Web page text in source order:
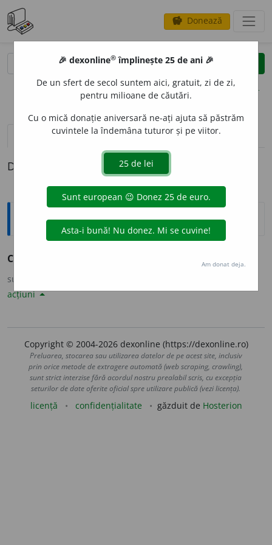
savings Donează
clear
opțiuni
definiții (1) pronunțievolume_up (1)
Definiția cu ID-ul 980064:
Sinonime
CONTRAMAND
sursa:
acțiuni
Copyright © 2004-2026 dexonline (https://dexonline.ro)
Preluarea, stocarea sau utilizarea datelor de pe acest site, inclusiv
prin orice metode de extragere automată (web scraping, crawling),
sunt strict interzise fără acordul nostru prealabil scris, cu excepția
seturilor de date oferite oficial spre utilizare publică (vezi licența).
licență confidențialitate găzduit de Hosterion
🎉 dexonline® împlinește 25 de ani 🎉
De un sfert de secol suntem aici, gratuit, zi de zi,
pentru milioane de căutări.
Cu o mică donație aniversară ne-ați ajuta să păstrăm
cuvintele la îndemâna tuturor și pe viitor.
Am donat deja.